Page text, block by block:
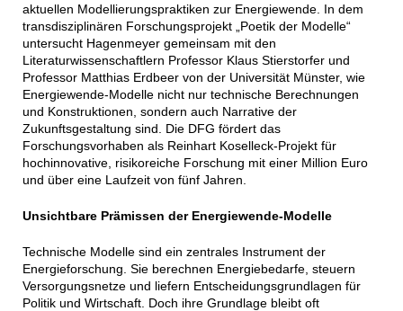
aktuellen Modellierungspraktiken zur Energiewende. In dem
transdisziplinären Forschungsprojekt „Poetik der Modelle“
untersucht Hagenmeyer gemeinsam mit den
Literaturwissenschaftlern Professor Klaus Stierstorfer und
Professor Matthias Erdbeer von der Universität Münster, wie
Energiewende-Modelle nicht nur technische Berechnungen
und Konstruktionen, sondern auch Narrative der
Zukunftsgestaltung sind. Die DFG fördert das
Forschungsvorhaben als Reinhart Koselleck-Projekt für
hochinnovative, risikoreiche Forschung mit einer Million Euro
und über eine Laufzeit von fünf Jahren.
Unsichtbare Prämissen der Energiewende-Modelle
Technische Modelle sind ein zentrales Instrument der
Energieforschung. Sie berechnen Energiebedarfe, steuern
Versorgungsnetze und liefern Entscheidungsgrundlagen für
Politik und Wirtschaft. Doch ihre Grundlage bleibt oft